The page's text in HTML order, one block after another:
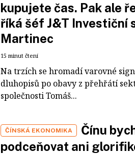
kupujete čas. Pak ale
říká šéf J&T Investiční
Martinec
15 minut čtení
Na trzích se hromadí varovné
dluhopisů po obavy z přehřátí
společnosti Tomáš...
ČÍNSKÁ EKONOMIKA
Čínu
podceňovat ani